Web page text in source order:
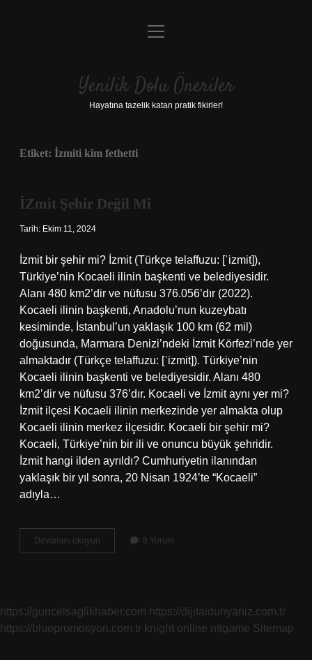
Anasayfa
Yasal Uyarı
menüyü
Yenilik Dolu Öneriler
Hayatına tazelik katan pratik fikirler!
Etiket: İzmiti kim fethetti
İZmit Şehir Değil Mi
Tarih: Ekim 11, 2024
İzmit bir şehir mi? İzmit (Türkçe telaffuzu: [ˈizmit]),
Türkiye’nin Kocaeli ilinin başkenti ve belediyesidir.
Alanı 480 km2’dir ve nüfusu 376.056’dır (2022).
Kocaeli ilinin başkenti, Anadolu’nun kuzeybatı
kesiminde, İstanbul’un yaklaşık 100 km (62 mil)
doğusunda, Marmara Denizi’ndeki İzmit Körfezi’nde yer
almaktadır (Türkçe telaffuzu: [ˈizmit]). Türkiye’nin
Kocaeli ilinin başkenti ve belediyesidir. Alanı 480
km2’dir ve nüfusu 376’dır. Kocaeli ve İzmit aynı yer mi?
İzmit ilçesi Kocaeli ilinin merkezinde yer almakta olup
Kocaeli ilinin merkez ilçesidir. Kocaeli bir şehir mi?
Kocaeli, Türkiye’nin bir ili ve onuncu büyük şehridir.
İzmit hangi ilden ayrıldı? Cumhuriyetin ilanından
yaklaşık bir yıl sonra, 20 Nisan 1924’te “Kocaeli”
adıyla…
Devamını okuyun
Şehir
8 Yorum
https://guncelsaglikhaber.com https://dijitaldunyaniz.com.tr
https://bluepromosyon.com.tr knight online nttgame Sitemap